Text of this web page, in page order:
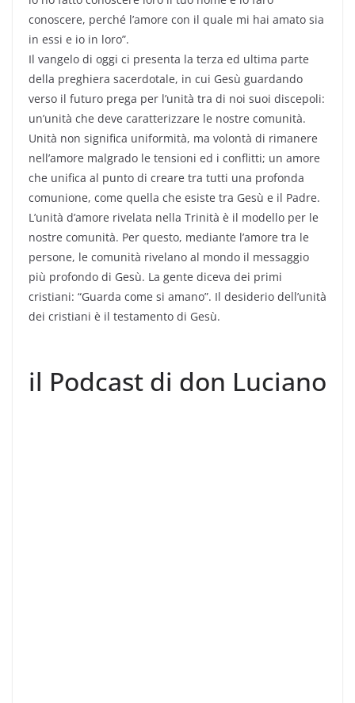
conoscere, perché l’amore con il quale mi hai amato sia
in essi e io in loro”.
Il vangelo di oggi ci presenta la terza ed ultima parte
della preghiera sacerdotale, in cui Gesù guardando
verso il futuro prega per l’unità tra di noi suoi discepoli:
un’unità che deve caratterizzare le nostre comunità.
Unità non significa uniformità, ma volontà di rimanere
nell’amore malgrado le tensioni ed i conflitti; un amore
che unifica al punto di creare tra tutti una profonda
comunione, come quella che esiste tra Gesù e il Padre.
L’unità d’amore rivelata nella Trinità è il modello per le
nostre comunità. Per questo, mediante l’amore tra le
persone, le comunità rivelano al mondo il messaggio
più profondo di Gesù. La gente diceva dei primi
cristiani: “Guarda come si amano”. Il desiderio dell’unità
dei cristiani è il testamento di Gesù.
il Podcast di don Luciano